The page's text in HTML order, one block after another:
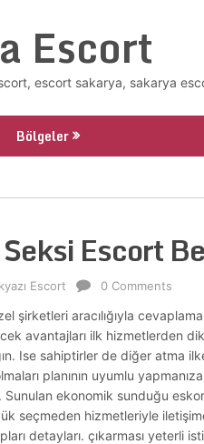
Escort
escort sakarya, sakarya
Bölgeler
Escort
Escort 0 Comments
şirketleri aracılığıyla
avantajları ilk hizmetlerden
Ise sahiptirler de diğer atma
planının uyumlu
ekonomik sunduğu
seçmeden hizmetleriyle
detayları. çıkarması yeterli